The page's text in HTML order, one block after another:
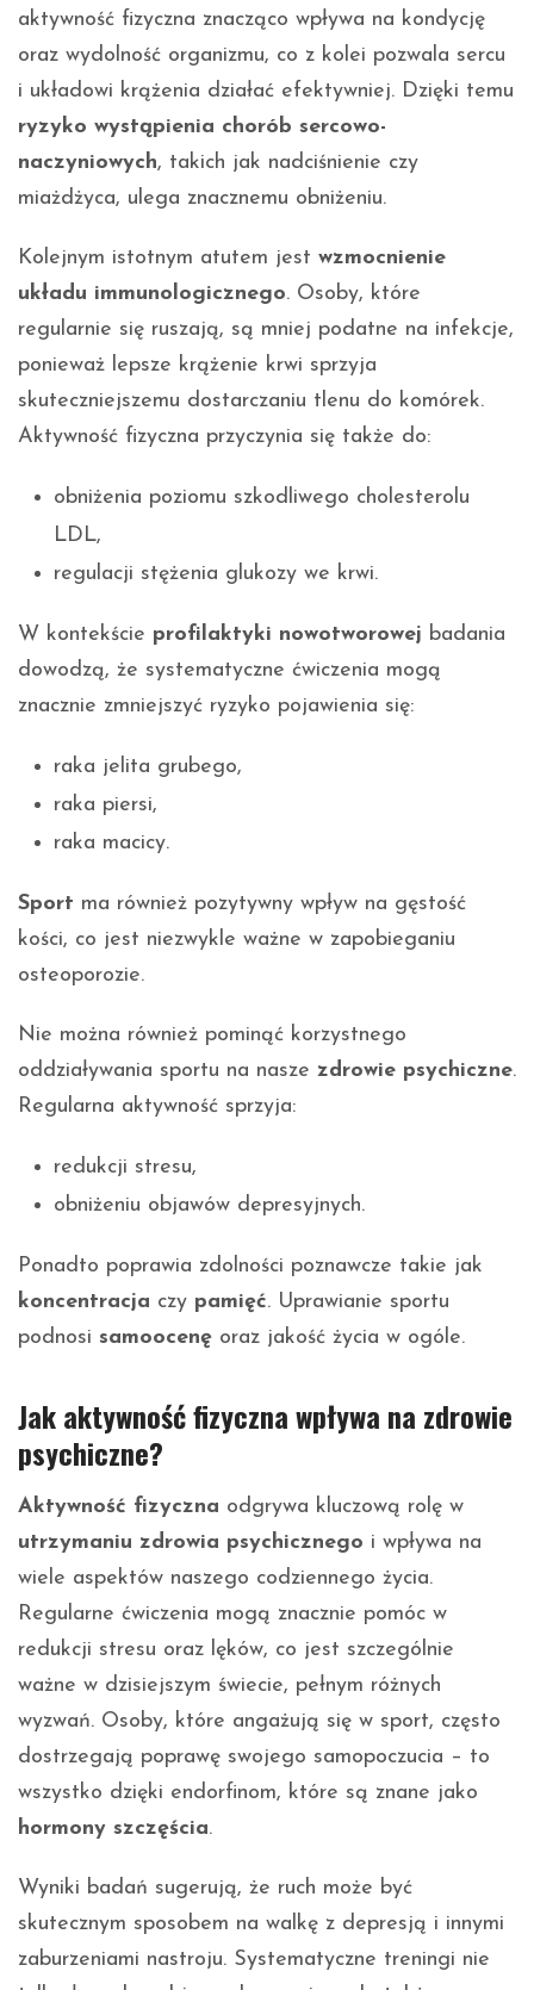
aktywność fizyczna znacząco wpływa na kondycję
oraz wydolność organizmu, co z kolei pozwala sercu
i układowi krążenia działać efektywniej. Dzięki temu
ryzyko wystąpienia chorób sercowo-
naczyniowych, takich jak nadciśnienie czy
miażdżyca, ulega znacznemu obniżeniu.
Kolejnym istotnym atutem jest wzmocnienie
układu immunologicznego. Osoby, które
regularnie się ruszają, są mniej podatne na infekcje,
ponieważ lepsze krążenie krwi sprzyja
skuteczniejszemu dostarczaniu tlenu do komórek.
Aktywność fizyczna przyczynia się także do:
obniżenia poziomu szkodliwego cholesterolu
LDL,
regulacji stężenia glukozy we krwi.
W kontekście profilaktyki nowotworowej badania
dowodzą, że systematyczne ćwiczenia mogą
znacznie zmniejszyć ryzyko pojawienia się:
raka jelita grubego,
raka piersi,
raka macicy.
Sport ma również pozytywny wpływ na gęstość
kości, co jest niezwykle ważne w zapobieganiu
osteoporozie.
Nie można również pominąć korzystnego
oddziaływania sportu na nasze zdrowie psychiczne.
Regularna aktywność sprzyja:
redukcji stresu,
obniżeniu objawów depresyjnych.
Ponadto poprawia zdolności poznawcze takie jak
koncentracja czy pamięć. Uprawianie sportu
podnosi samoocenę oraz jakość życia w ogóle.
Jak aktywność fizyczna wpływa na zdrowie
psychiczne?
Aktywność fizyczna odgrywa kluczową rolę w
utrzymaniu zdrowia psychicznego i wpływa na
wiele aspektów naszego codziennego życia.
Regularne ćwiczenia mogą znacznie pomóc w
redukcji stresu oraz lęków, co jest szczególnie
ważne w dzisiejszym świecie, pełnym różnych
wyzwań. Osoby, które angażują się w sport, często
dostrzegają poprawę swojego samopoczucia – to
wszystko dzięki endorfinom, które są znane jako
hormony szczęścia.
Wyniki badań sugerują, że ruch może być
skutecznym sposobem na walkę z depresją i innymi
zaburzeniami nastroju. Systematyczne treningi nie